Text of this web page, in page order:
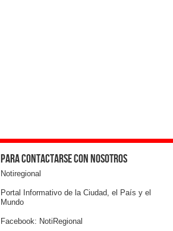
Para contactarse con nosotros
Notiregional
Portal Informativo de la Ciudad, el País y el
Mundo
Facebook: NotiRegional